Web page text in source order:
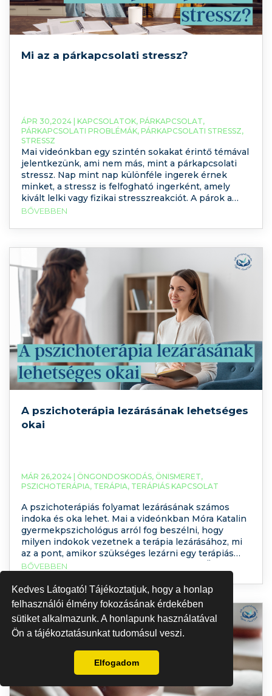
Kedves Látogató! Tájékoztatjuk, hogy a honlap
felhasználói élmény fokozásának érdekében
sütiket alkalmazunk. A honlapunk használatával
Ön a tájékoztatásunkat tudomásul veszi.
Elfogadom
Mi az a párkapcsolati stressz?
ÁPR 30,2024 | KAPCSOLATOK, PÁRKAPCSOLAT,
PÁRKAPCSOLATI PROBLÉMÁK, PÁRKAPCSOLATI STRESSZ,
STRESSZ
Mai videónkban egy szintén sokakat érintő témával
jelentkezünk, ami nem más, mint a párkapcsolati
stressz. Nap mint nap különféle ingerek érnek
minket, a stressz is felfogható ingerként, amely
kivált lelki vagy fizikai stresszreakciót. A párok a
hétköznapok során is különféle stresszforrásokkal
kommunikációra és a házassági elégedettségre.
BŐVEBBEN
A pszichoterápia lezárásának lehetséges
okai
MÁR 26,2024 | ÖNGONDOSKODÁS, ÖNISMERET,
PSZICHOTERÁPIA, TERÁPIA, TERÁPIÁS KAPCSOLAT
A pszichoterápiás folyamat lezárásának számos
indoka és oka lehet. Mai a videónkban Móra Katalin
gyermekpszichológus arról fog beszélni, hogy
milyen indokok vezetnek a terápia lezárásához, mi
az a pont, amikor szükséges lezárni egy terápiás
folyamatot. Tartson velünk és nézze meg Ön is a
YouTube-csatornánkra is! Terápiás cél elérése
BŐVEBBEN